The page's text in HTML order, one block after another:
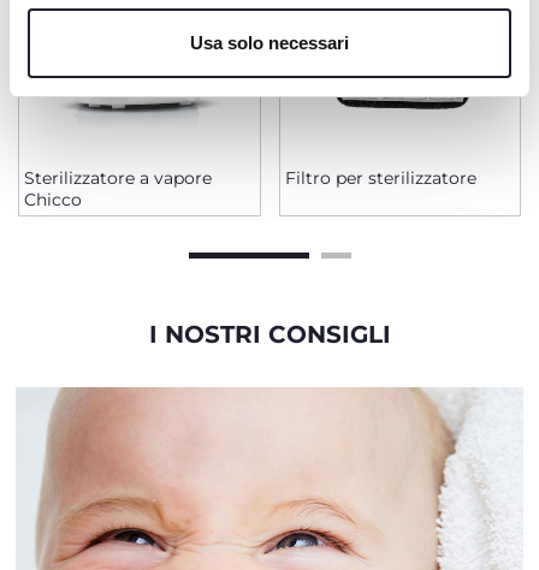
Usa solo necessari
Sterilizzatore a vapore
Chicco
Filtro per sterilizzatore
I NOSTRI CONSIGLI